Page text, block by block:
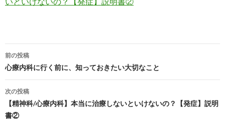
投
稿
ナ
ビ
前の投稿
心療内科に行く前に、知っておきたい大切なこと
次の投稿
【精神科/心療内科】本当に治療しないといけないの？【発症】説明
書②